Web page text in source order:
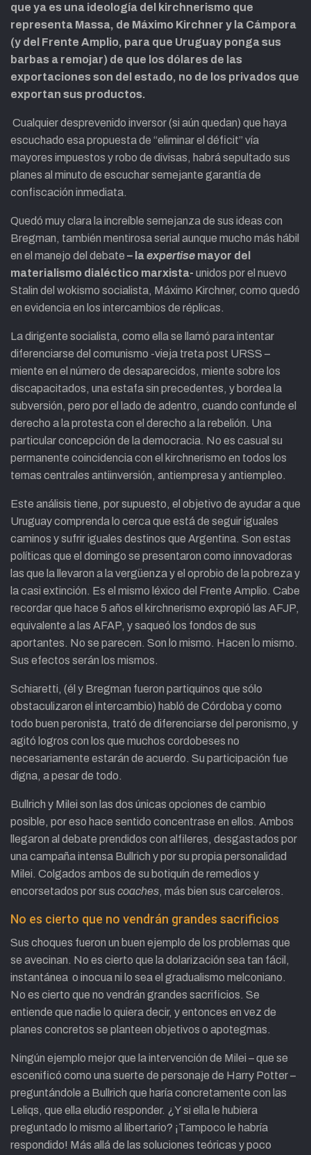
que ya es una ideología del kirchnerismo que
representa Massa, de Máximo Kirchner y la Cámpora
(y del Frente Amplio, para que Uruguay ponga sus
barbas a remojar) de que los dólares de las
exportaciones son del estado, no de los privados que
exportan sus productos.
Cualquier desprevenido inversor (si aún quedan) que haya
escuchado esa propuesta de “eliminar el déficit” vía
mayores impuestos y robo de divisas, habrá sepultado sus
planes al minuto de escuchar semejante garantía de
confiscación inmediata.
Quedó muy clara la increíble semejanza de sus ideas con
Bregman, también mentirosa serial aunque mucho más hábil
en el manejo del debate – laexpertise mayor del
materialismo dialéctico marxista- unidos por el nuevo
Stalin del wokismo socialista, Máximo Kirchner, como quedó
en evidencia en los intercambios de réplicas.
La dirigente socialista, como ella se llamó para intentar
diferenciarse del comunismo -vieja treta post URSS –
miente en el número de desaparecidos, miente sobre los
discapacitados, una estafa sin precedentes, y bordea la
subversión, pero por el lado de adentro, cuando confunde el
derecho a la protesta con el derecho a la rebelión. Una
particular concepción de la democracia. No es casual su
permanente coincidencia con el kirchnerismo en todos los
temas centrales antiinversión, antiempresa y antiempleo.
Este análisis tiene, por supuesto, el objetivo de ayudar a que
Uruguay comprenda lo cerca que está de seguir iguales
caminos y sufrir iguales destinos que Argentina. Son estas
políticas que el domingo se presentaron como innovadoras
las que la llevaron a la vergüenza y el oprobio de la pobreza y
la casi extinción. Es el mismo léxico del Frente Amplio. Cabe
recordar que hace 5 años el kirchnerismo expropió las AFJP,
equivalente a las AFAP, y saqueó los fondos de sus
aportantes. No se parecen. Son lo mismo. Hacen lo mismo.
Sus efectos serán los mismos.
Schiaretti, (él y Bregman fueron partiquinos que sólo
obstaculizaron el intercambio) habló de Córdoba y como
todo buen peronista, trató de diferenciarse del peronismo, y
agitó logros con los que muchos cordobeses no
necesariamente estarán de acuerdo. Su participación fue
digna, a pesar de todo.
Bullrich y Milei son las dos únicas opciones de cambio
posible, por eso hace sentido concentrase en ellos. Ambos
llegaron al debate prendidos con alfileres, desgastados por
una campaña intensa Bullrich y por su propia personalidad
Milei. Colgados ambos de su botiquín de remedios y
encorsetados por sus coaches, más bien sus carceleros.
No es cierto que no vendrán grandes sacrificios
Sus choques fueron un buen ejemplo de los problemas que
se avecinan. No es cierto que la dolarización sea tan fácil,
instantánea o inocua ni lo sea el gradualismo melconiano.
No es cierto que no vendrán grandes sacrificios. Se
entiende que nadie lo quiera decir, y entonces en vez de
planes concretos se planteen objetivos o apotegmas.
Ningún ejemplo mejor que la intervención de Milei – que se
escenificó como una suerte de personaje de Harry Potter –
preguntándole a Bullrich que haría concretamente con las
Leliqs, que ella eludió responder. ¿Y si ella le hubiera
preguntado lo mismo al libertario? ¡Tampoco le habría
respondido! Más allá de las soluciones teóricas y poco